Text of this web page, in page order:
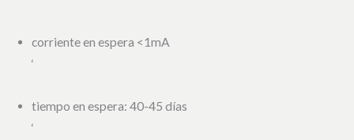
corriente en espera <1mA
‘
tiempo en espera: 40-45 días
‘